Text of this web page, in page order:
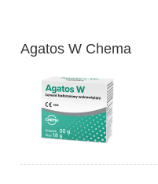
Agatos W Chema